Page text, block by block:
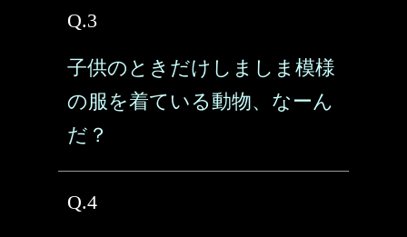
Q.3
子供のときだけしましま模様
の服を着ている動物、なーん
だ？
Q.4